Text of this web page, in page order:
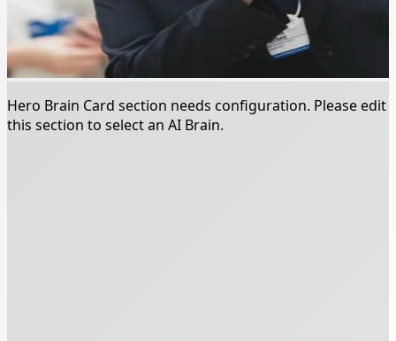
Hero Brain Card section needs configuration. Please edit
this section to select an AI Brain.